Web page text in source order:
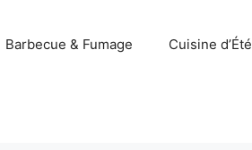
Barbecue & Fumage Cuisine d’Été